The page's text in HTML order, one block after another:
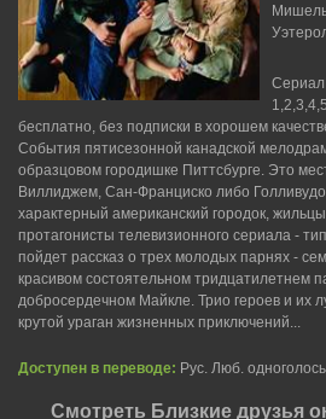
Сериал
бесплатно, без подписки в хорошем
События пятисезонной канадской
образцовом городишке Питтсбурге. Это
Виллиджем, Сан-Франциско либо
характерный американский городок,
протагонисты телевизионного сериала -
пойдет рассказ о трех молодых парнях -
красивом состоятельном тридцатилетнем
добросердечном Майкле. Трио героев и их
крутой ураган жизненных приключений...
Доступен в переводе: Рус. Люб.
Смотреть Близкие друзья